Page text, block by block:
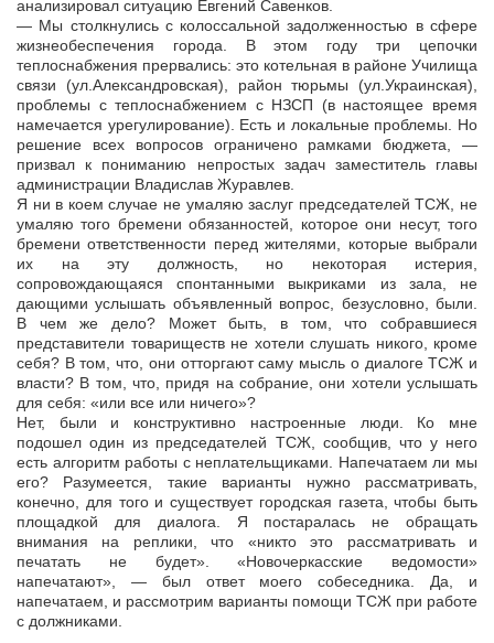
анализировал ситуацию Евгений Савенков.
— Мы столкнулись с колоссальной задолженностью в сфере
жизнеобеспечения города. В этом году три цепочки
теплоснабжения прервались: это котельная в районе Училища
связи (ул.Александровская), район тюрьмы (ул.Украинская),
проблемы с теплоснабжением с НЗСП (в настоящее время
намечается урегулирование). Есть и локальные проблемы. Но
решение всех вопросов ограничено рамками бюджета, —
призвал к пониманию непростых задач заместитель главы
администрации Владислав Журавлев.
Я ни в коем случае не умаляю заслуг председателей ТСЖ, не
умаляю того бремени обязанностей, которое они несут, того
бремени ответственности перед жителями, которые выбрали
их на эту должность, но некоторая истерия,
сопровождающаяся спонтанными выкриками из зала, не
дающими услышать объявленный вопрос, безусловно, были.
В чем же дело? Может быть, в том, что собравшиеся
представители товариществ не хотели слушать никого, кроме
себя? В том, что, они отторгают саму мысль о диалоге ТСЖ и
власти? В том, что, придя на собрание, они хотели услышать
для себя: «или все или ничего»?
Нет, были и конструктивно настроенные люди. Ко мне
подошел один из председателей ТСЖ, сообщив, что у него
есть алгоритм работы с неплательщиками. Напечатаем ли мы
его? Разумеется, такие варианты нужно рассматривать,
конечно, для того и существует городская газета, чтобы быть
площадкой для диалога. Я постаралась не обращать
внимания на реплики, что «никто это рассматривать и
печатать не будет». «Новочеркасские ведомости»
напечатают», — был ответ моего собеседника. Да, и
напечатаем, и рассмотрим варианты помощи ТСЖ при работе
с должниками.